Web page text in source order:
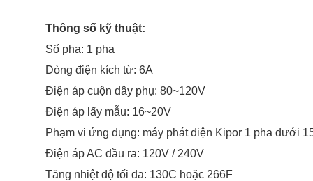
Thông số kỹ thuật:
Số pha: 1 pha
Dòng điện kích từ: 6A
Điện áp cuộn dây phụ: 80~120V
Điện áp lấy mẫu: 16~20V
Phạm vi ứng dụng: máy phát điện Kipor 1 pha dưới
Điện áp AC đầu ra: 120V / 240V
Tăng nhiệt độ tối đa: 130C hoặc 266F